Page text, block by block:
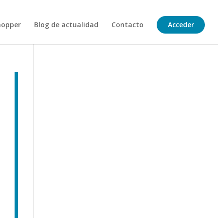
Blog de actualidad Contacto Acceder